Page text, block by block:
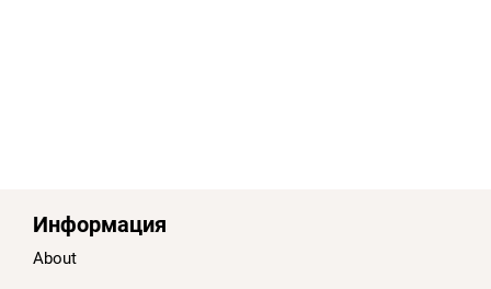
Информация
About